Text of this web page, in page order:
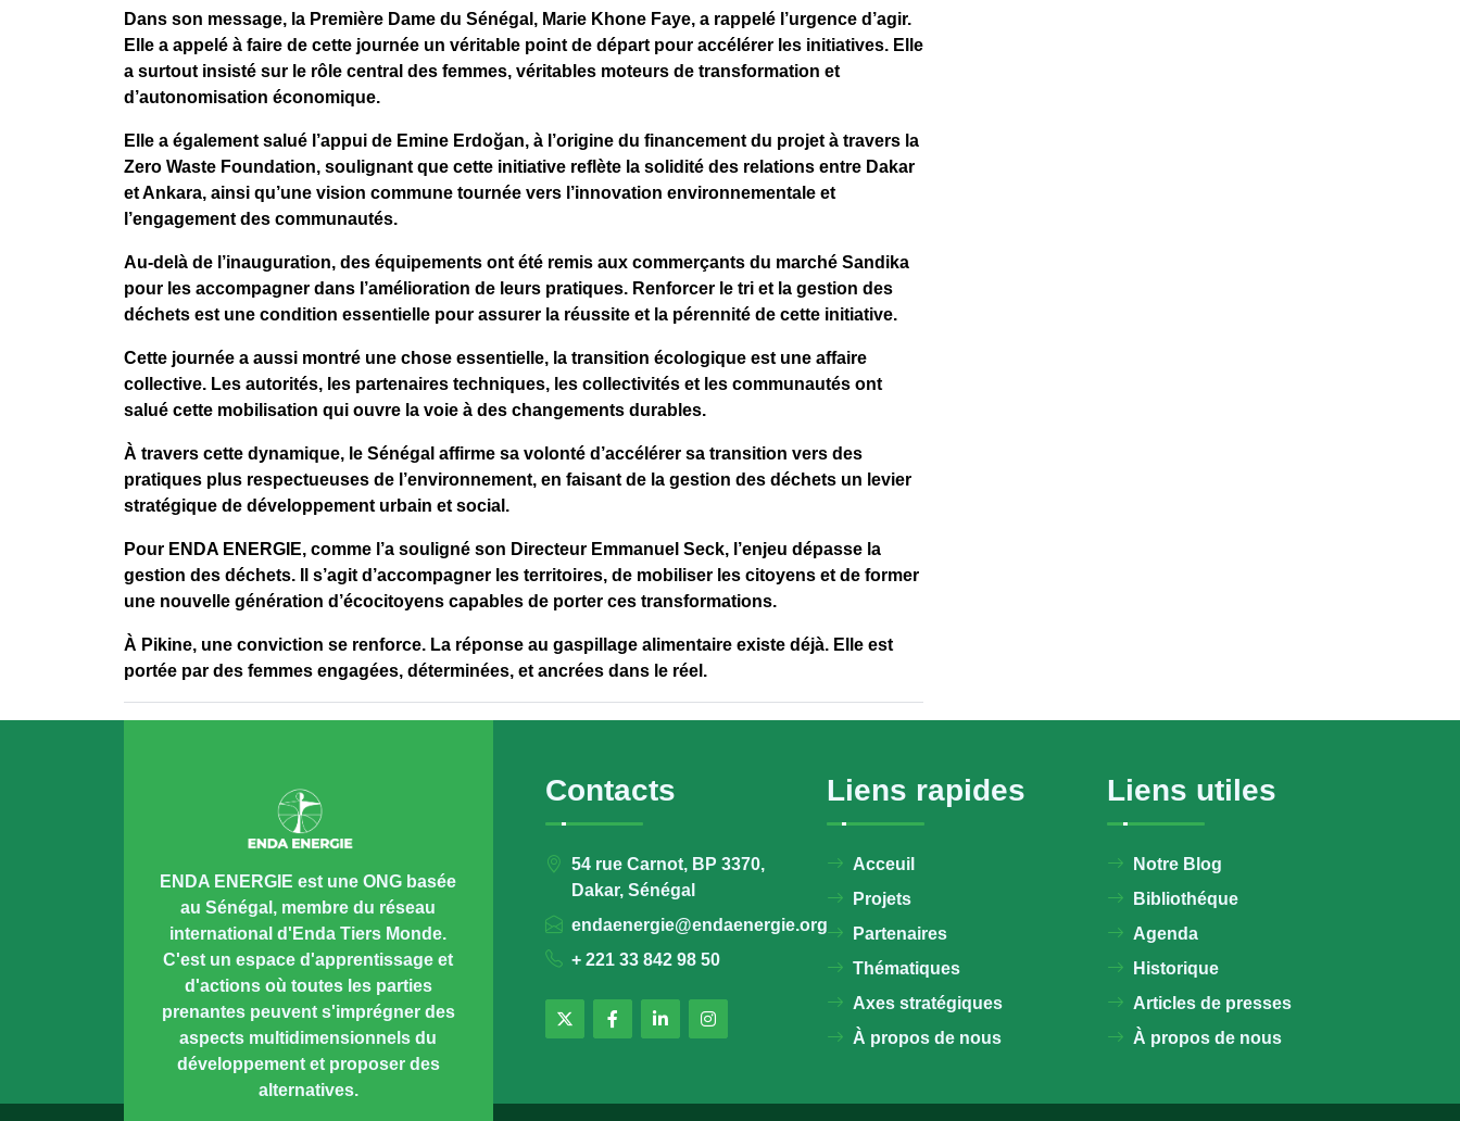
Dans son message, la Première Dame du Sénégal, Marie Khone Faye, a rappelé l’urgence d’agir.
Elle a appelé à faire de cette journée un véritable point de départ pour accélérer les initiatives. Elle
a surtout insisté sur le rôle central des femmes, véritables moteurs de transformation et
d’autonomisation économique.
Elle a également salué l’appui de Emine Erdoğan, à l’origine du financement du projet à travers la
Zero Waste Foundation, soulignant que cette initiative reflète la solidité des relations entre Dakar
et Ankara, ainsi qu’une vision commune tournée vers l’innovation environnementale et
l’engagement des communautés.
Au-delà de l’inauguration, des équipements ont été remis aux commerçants du marché Sandika
pour les accompagner dans l’amélioration de leurs pratiques. Renforcer le tri et la gestion des
déchets est une condition essentielle pour assurer la réussite et la pérennité de cette initiative.
Cette journée a aussi montré une chose essentielle, la transition écologique est une affaire
collective. Les autorités, les partenaires techniques, les collectivités et les communautés ont
salué cette mobilisation qui ouvre la voie à des changements durables.
À travers cette dynamique, le Sénégal affirme sa volonté d’accélérer sa transition vers des
pratiques plus respectueuses de l’environnement, en faisant de la gestion des déchets un levier
stratégique de développement urbain et social.
Pour ENDA ENERGIE, comme l’a souligné son Directeur Emmanuel Seck, l’enjeu dépasse la
gestion des déchets. Il s’agit d’accompagner les territoires, de mobiliser les citoyens et de former
une nouvelle génération d’écocitoyens capables de porter ces transformations.
À Pikine, une conviction se renforce. La réponse au gaspillage alimentaire existe déjà. Elle est
portée par des femmes engagées, déterminées, et ancrées dans le réel.
ENDA ENERGIE est une ONG basée
au Sénégal, membre du réseau
international d'Enda Tiers Monde.
C'est un espace d'apprentissage et
d'actions où toutes les parties
prenantes peuvent s'imprégner des
aspects multidimensionnels du
développement et proposer des
alternatives.
Contacts
54 rue Carnot, BP 3370,
Dakar, Sénégal
endaenergie@endaenergie.org
+ 221 33 842 98 50
Liens rapides
Acceuil
Projets
Partenaires
Thématiques
Axes stratégiques
À propos de nous
Liens utiles
Notre Blog
Bibliothéque
Agenda
Historique
Articles de presses
À propos de nous